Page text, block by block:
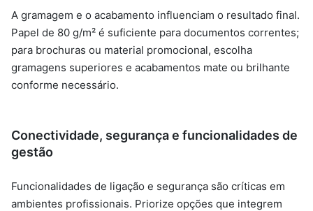
A gramagem e o acabamento influenciam o resultado final.
Papel de 80 g/m² é suficiente para documentos correntes;
para brochuras ou material promocional, escolha
gramagens superiores e acabamentos mate ou brilhante
conforme necessário.
Conectividade, segurança e funcionalidades de
gestão
Funcionalidades de ligação e segurança são críticas em
ambientes profissionais. Priorize opções que integrem